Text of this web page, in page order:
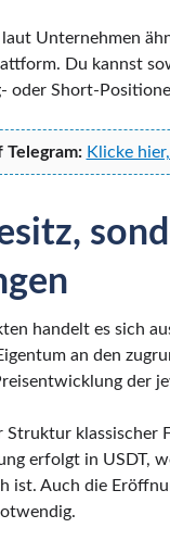
Unternehmen
Du kannst
oder Short-
Telegram: Klicke
handelt es sich
an den
der
Struktur klassischer
erfolgt in USDT,
Auch die